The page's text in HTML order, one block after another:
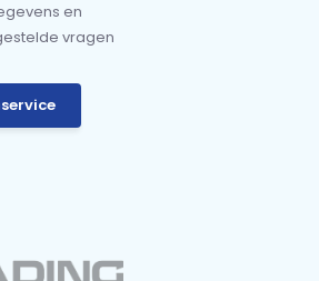
en
vragen